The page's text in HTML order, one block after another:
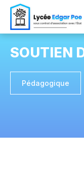
SOUTIEN
Pédagogique